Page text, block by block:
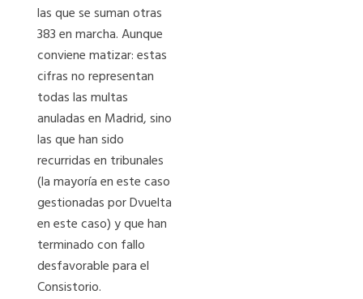
las que se suman otras
383 en marcha. Aunque
conviene matizar: estas
cifras no representan
todas las multas
anuladas en Madrid, sino
las que han sido
recurridas en tribunales
(la mayoría en este caso
gestionadas por Dvuelta
en este caso) y que han
terminado con fallo
desfavorable para el
Consistorio.